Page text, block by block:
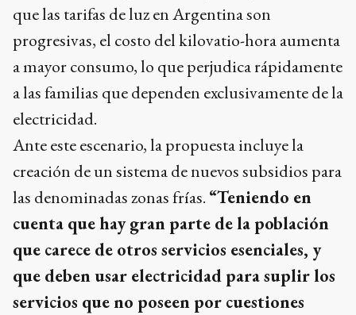
que las tarifas de luz en Argentina son
progresivas, el costo del kilovatio-hora aumenta
a mayor consumo, lo que perjudica rápidamente
a las familias que dependen exclusivamente de la
electricidad.
Ante este escenario, la propuesta incluye la
creación de un sistema de nuevos subsidios para
las denominadas zonas frías. “Teniendo en
cuenta que hay gran parte de la población
que carece de otros servicios esenciales, y
que deben usar electricidad para suplir los
servicios que no poseen por cuestiones